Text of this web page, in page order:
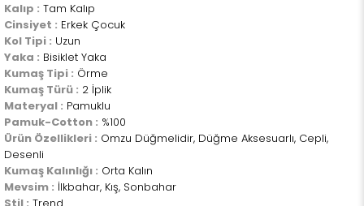
Kalıp : Tam Kalıp
Cinsiyet : Erkek Çocuk
Kol Tipi : Uzun
Yaka : Bisiklet Yaka
Kumaş Tipi : Örme
Kumaş Türü : 2 İplik
Materyal : Pamuklu
Pamuk-Cotton : %100
Ürün Özellikleri : Omzu Düğmelidir, Düğme Aksesuarlı, Cepli,
Desenli
Kumaş Kalınlığı : Orta Kalın
Mevsim : İlkbahar, Kış, Sonbahar